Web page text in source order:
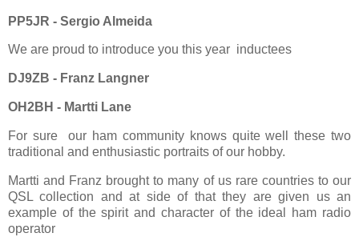
PP5JR - Sergio Almeida
We are proud to introduce you this year inductees
DJ9ZB - Franz Langner
OH2BH - Martti Lane
For sure our ham community knows quite well these two
traditional and enthusiastic portraits of our hobby.
Martti and Franz brought to many of us rare countries to our
QSL collection and at side of that they are given us an
example of the spirit and character of the ideal ham radio
operator